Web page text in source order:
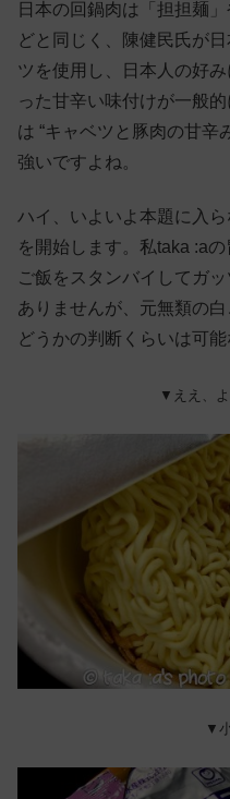
日本の回鍋肉は「担担麺
どと同じく、陳健民氏が
ツを使用し、日本人の好
った甘辛い味付けが一般
は “キャベツと豚肉の甘辛
強いですよね。
ハイ、いよいよ本題に入
を開始します。私taka :a
ご飯をスタンバイしてガ
ありませんが、元無類の
どうかの判断くらいは可
▼ええ、
▼